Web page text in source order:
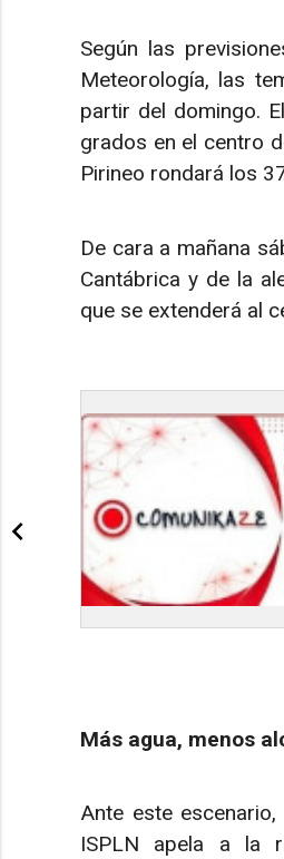
Según las
Meteorología, las
partir del domingo.
grados en el centro
Pirineo rondará los
De cara a mañana
Cantábrica y de la
que se extenderá al
Más agua, menos
Ante este
ISPLN apela a la